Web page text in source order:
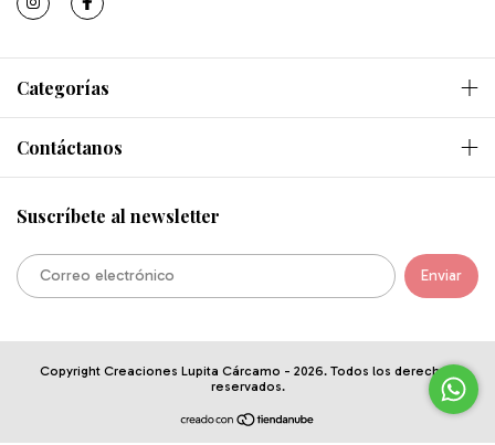
Categorías
Contáctanos
Suscríbete al newsletter
Copyright Creaciones Lupita Cárcamo - 2026. Todos los derechos
reservados.